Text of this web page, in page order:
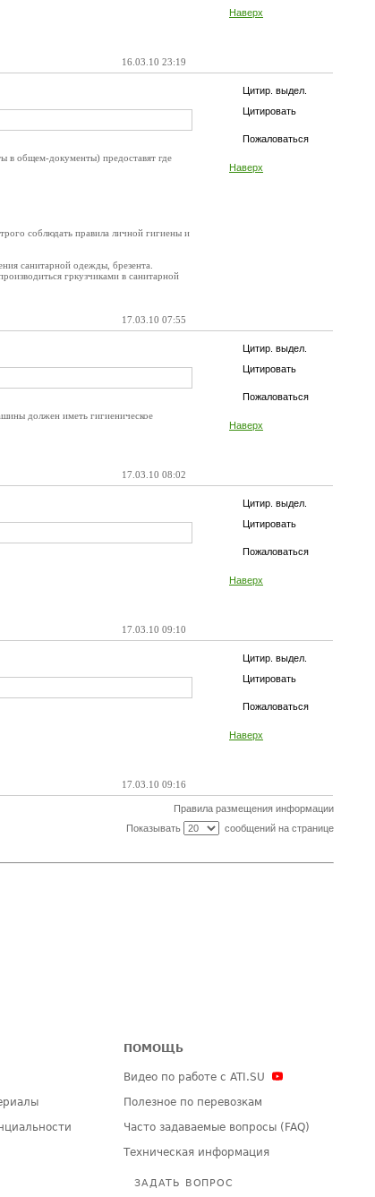
Наверх
16.03.10 23:19
Цитир. выдел.
Цитировать
Пожаловаться
Наверх
в общем-документы) предоставят где
соблюдать правила личной гигиены и
санитарной одежды, брезента.
гркузчиками в санитарной
17.03.10 07:55
Цитир. выдел.
Цитировать
Пожаловаться
Наверх
должен иметь гигиеническое
17.03.10 08:02
Цитир. выдел.
Цитировать
Пожаловаться
Наверх
17.03.10 09:10
Цитир. выдел.
Цитировать
Пожаловаться
Наверх
17.03.10 09:16
Правила размещения информации
Показывать
сообщений на странице
ПОМОЩЬ
Видео по работе с ATI.SU
Полезное по перевозкам
Часто задаваемые вопросы (FAQ)
Техническая информация
ЗАДАТЬ ВОПРОС